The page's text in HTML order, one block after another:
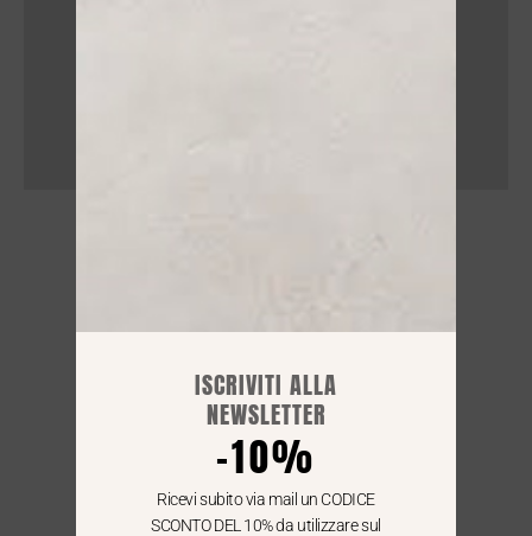
SPEDIZIONI GRATIS IN TUTTA ITALIA
Per le consegne in Italia
ISCRIVITI ALLA
NEWSLETTER
-10%
Ricevi subito via mail un CODICE
SCONTO DEL 10% da utilizzare sul